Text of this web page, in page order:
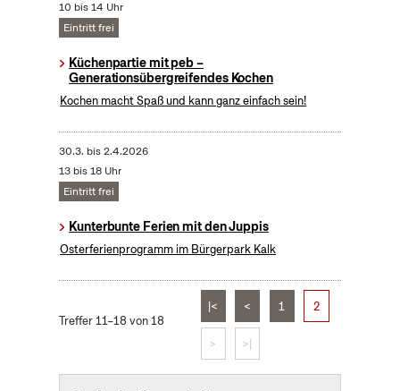
10 bis 14 Uhr
Eintritt frei
Küchenpartie mit peb –
Generationsübergreifendes Kochen
Kochen macht Spaß und kann ganz einfach sein!
30.3. bis2.4.2026
13 bis 18 Uhr
Eintritt frei
Kunterbunte Ferien mit den Juppis
Osterferienprogramm im Bürgerpark Kalk
Treffer 11–18 von 18
|< < 1 2
> >|